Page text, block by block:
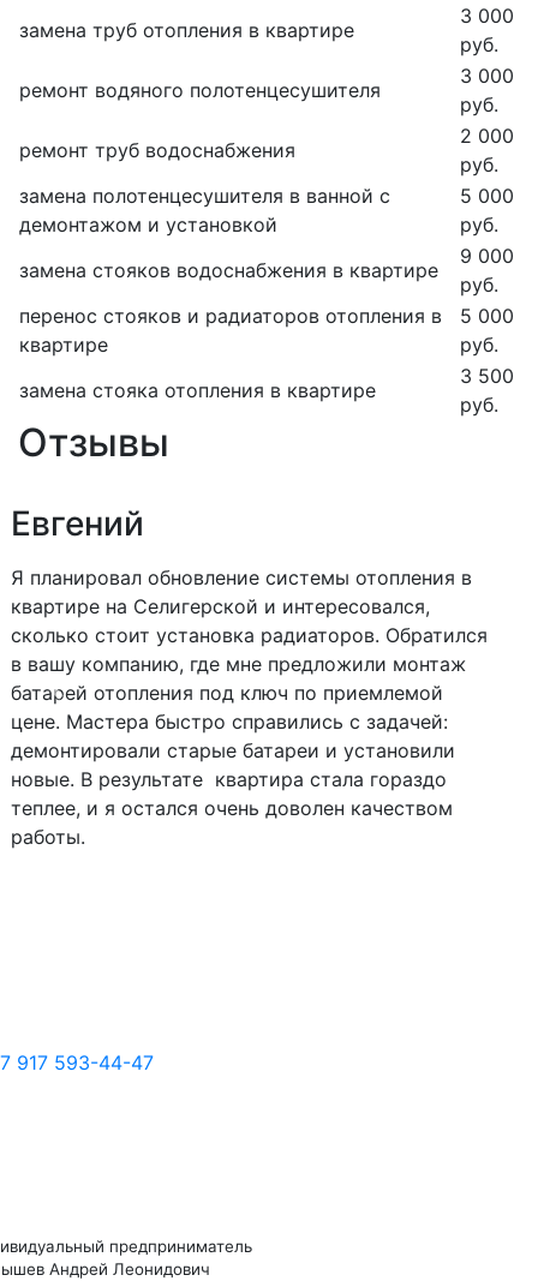
замена труб отопления в квартире
3 000
руб.
ремонт водяного полотенцесушителя
3 000
руб.
ремонт труб водоснабжения
2 000
руб.
замена полотенцесушителя в ванной с
демонтажом и установкой
5 000
руб.
замена стояков водоснабжения в квартире
9 000
руб.
перенос стояков и радиаторов отопления в
квартире
5 000
руб.
замена стояка отопления в квартире
3 500
руб.
Отзывы
Евгений
Я планировал обновление системы отопления в
квартире на Селигерской и интересовался,
сколько стоит установка радиаторов. Обратился
в вашу компанию, где мне предложили монтаж
батарей отопления под ключ по приемлемой
цене. Мастера быстро справились с задачей:
демонтировали старые батареи и установили
новые. В результате квартира стала гораздо
теплее, и я остался очень доволен качеством
работы.
Следующий
917 593-44-47
предприниматель
Андрей Леонидович